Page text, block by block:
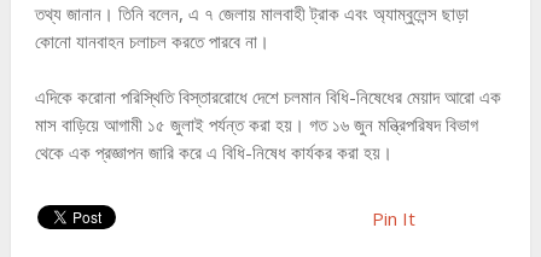
তথ্য জানান। তিনি বলেন, এ ৭ জেলায় মালবাহী ট্রাক এবং অ্যাম্বুলেন্স ছাড়া
কোনো যানবাহন চলাচল করতে পারবে না।
এদিকে করোনা পরিস্থিতি বিস্তাররোধে দেশে চলমান বিধি-নিষেধের মেয়াদ আরো এক
মাস বাড়িয়ে আগামী ১৫ জুলাই পর্যন্ত করা হয়। গত ১৬ জুন মন্ত্রিপরিষদ বিভাগ
থেকে এক প্রজ্ঞাপন জারি করে এ বিধি-নিষেধ কার্যকর করা হয়।
Pin It